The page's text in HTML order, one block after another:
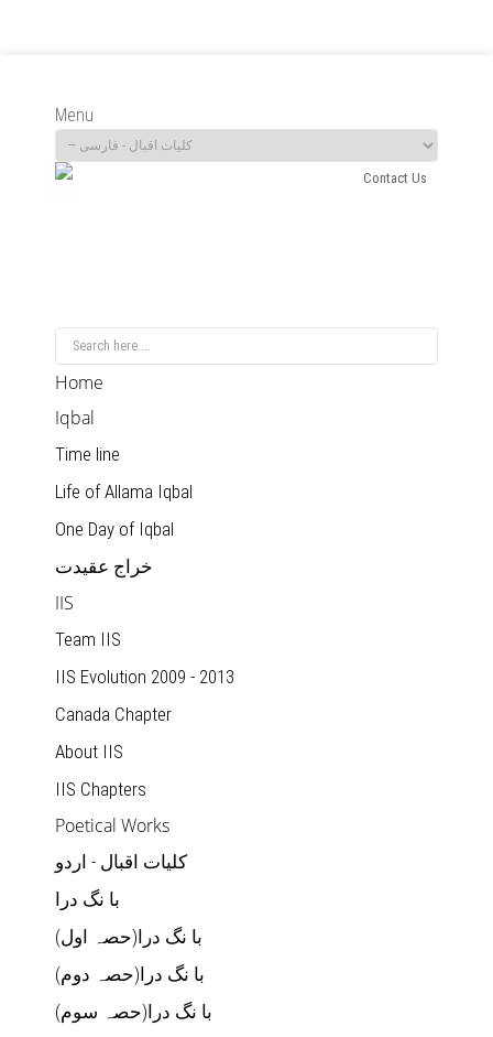
Menu
Contact Us
Home
Iqbal
Time line
Life of Allama Iqbal
One Day of Iqbal
خراج عقیدت
IIS
Team IIS
IIS Evolution 2009 - 2013
Canada Chapter
About IIS
IIS Chapters
Poetical Works
کلیات اقبال - اردو
با نگ درا
(با نگ درا(حصہ اول
(با نگ درا(حصہ دوم
(با نگ درا(حصہ سوم